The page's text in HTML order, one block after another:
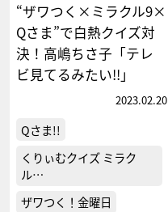
“ザワつく×ミラクル9×
Qさま”で白熱クイズ対
決！高嶋ちさ子「テレ
ビ見てるみたい!!」
2023.02.20
Qさま!!
くりぃむクイズ ミラク
ル…
ザワつく！金曜日